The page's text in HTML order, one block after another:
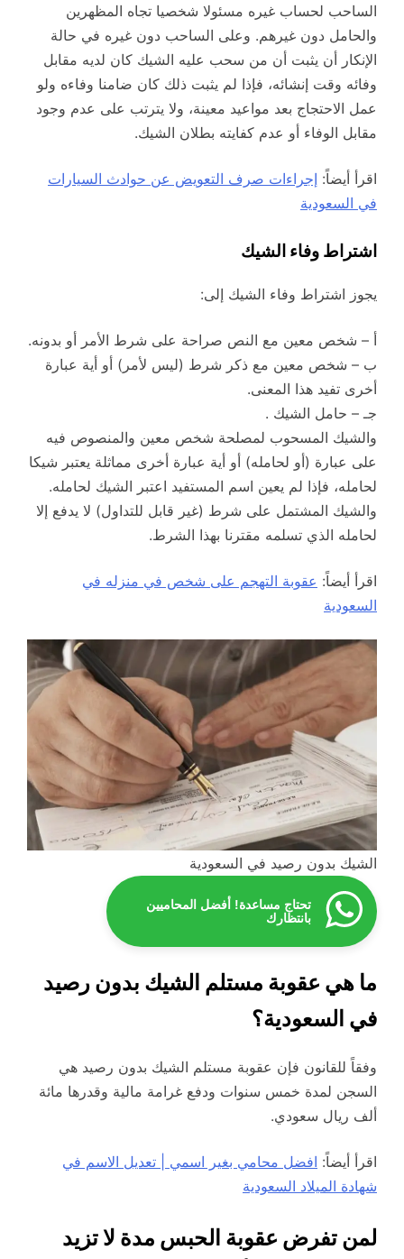
الساحب لحساب غيره مسئولا شخصيا تجاه المظهرين
والحامل دون غيرهم. وعلى الساحب دون غيره في حالة
الإنكار أن يثبت أن من سحب عليه الشيك كان لديه مقابل
وفائه وقت إنشائه، فإذا لم يثبت ذلك كان ضامنا وفاءه ولو
عمل الاحتجاج بعد مواعيد معينة، ولا يترتب على عدم وجود
مقابل الوفاء أو عدم كفايته بطلان الشيك.
اقرأ أيضاً: إجراءات صرف التعويض عن حوادث السيارات
في السعودية
اشتراط وفاء الشيك
يجوز اشتراط وفاء الشيك إلى:
أ – شخص معين مع النص صراحة على شرط الأمر أو بدونه.
ب – شخص معين مع ذكر شرط (ليس لأمر) أو أية عبارة
أخرى تفيد هذا المعنى.
جـ – حامل الشيك .
والشيك المسحوب لمصلحة شخص معين والمنصوص فيه
على عبارة (أو لحامله) أو أية عبارة أخرى مماثلة يعتبر شيكا
لحامله، فإذا لم يعين اسم المستفيد اعتبر الشيك لحامله.
والشيك المشتمل على شرط (غير قابل للتداول) لا يدفع إلا
لحامله الذي تسلمه مقترنا بهذا الشرط.
اقرأ أيضاً: عقوبة التهجم على شخص في منزله في
السعودية
الشيك بدون رصيد في السعودية
تحتاج مساعدة! أفضل المحاميين
بانتظارك
ما هي عقوبة مستلم الشيك بدون رصيد
في السعودية؟
وفقاً للقانون فإن عقوبة مستلم الشيك بدون رصيد هي
السجن لمدة خمس سنوات ودفع غرامة مالية وقدرها مائة
ألف ريال سعودي.
اقرأ أيضاً: افضل محامي بغير اسمي | تعديل الاسم في
شهادة الميلاد السعودية
لمن تفرض عقوبة الحبس مدة لا تزيد